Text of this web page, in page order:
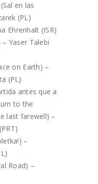
en las
(PL)
Ehrenhalt (ISR)
Yaser Talebi
on Earth) –
(PL)
antes que a
to the
last farewell) –
–
Road) –